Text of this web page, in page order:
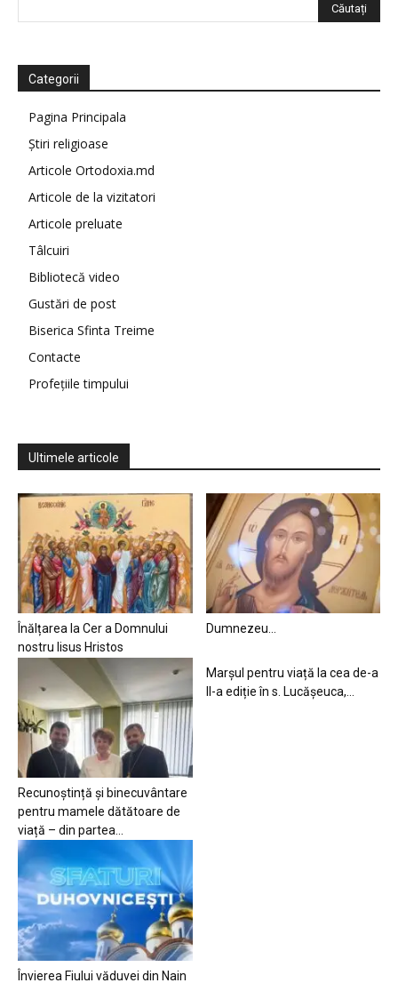
Categorii
Pagina Principala
Știri religioase
Articole Ortodoxia.md
Articole de la vizitatori
Articole preluate
Tâlcuiri
Bibliotecă video
Gustări de post
Biserica Sfinta Treime
Contacte
Profețiile timpului
Ultimele articole
Înălțarea la Cer a Domnului
nostru Iisus Hristos
Dumnezeu…
Recunoștință și binecuvântare
pentru mamele dătătoare de
viață – din partea...
Marșul pentru viață la cea de-a
II-a ediție în s. Lucășeuca,...
Învierea Fiului văduvei din Nain